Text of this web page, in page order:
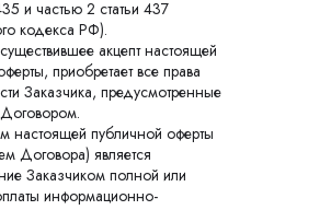
и частью 2 статьи 437
кодекса РФ).
акцепт настоящей
приобретает все права
Заказчика, предусмотренные
настоящей публичной оферты
Договора) является
Заказчиком полной или
информационно-